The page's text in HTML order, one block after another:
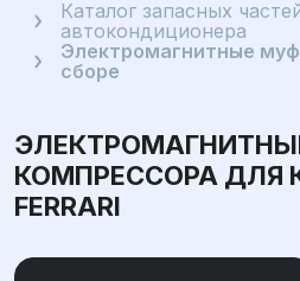
Каталог запасных
автокондиционера
Электромагнитные
сборе
КОМПРЕССОРА ДЛЯ
FERRARI